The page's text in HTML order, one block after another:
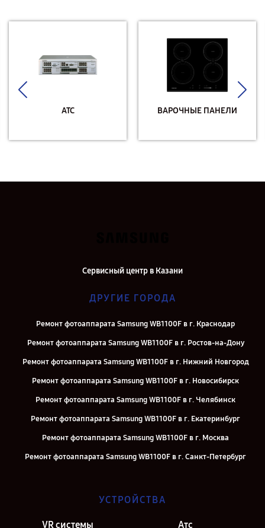
АТС ВАРОЧНЫЕ ПАНЕЛИ
Сервисный центр в Казани
ДРУГИЕ ГОРОДА
Ремонт фотоаппарата Samsung WB1100F в г. Краснодар
Ремонт фотоаппарата Samsung WB1100F в г. Ростов-на-Дону
Ремонт фотоаппарата Samsung WB1100F в г. Нижний Новгород
Ремонт фотоаппарата Samsung WB1100F в г. Новосибирск
Ремонт фотоаппарата Samsung WB1100F в г. Челябинск
Ремонт фотоаппарата Samsung WB1100F в г. Екатеринбург
Ремонт фотоаппарата Samsung WB1100F в г. Москва
Ремонт фотоаппарата Samsung WB1100F в г. Санкт-Петербург
УСТРОЙСТВА
VR системы Атс